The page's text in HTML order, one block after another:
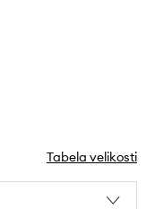
Tabela velikosti